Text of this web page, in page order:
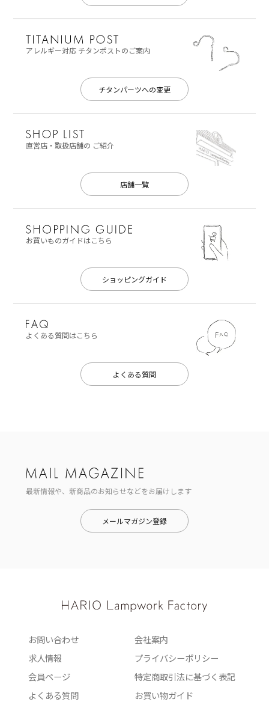
アレルギー対応チタンポストのご案内
チタンパーツへの変更
直営店・取扱店舗の ご紹介
店舗一覧
お買いものガイドはこちら
ショッピングガイド
よくある質問はこちら
よくある質問
最新情報や、新商品のお知らせなどをお届けします
メールマガジン登録
お問い合わせ
会社案内
求人情報
プライバシーポリシー
会員ページ
特定商取引法に基づく表記
よくある質問
お買い物ガイド